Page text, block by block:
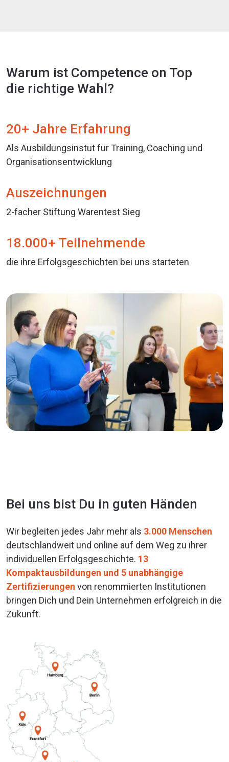
Warum ist Competence on Top
die richtige Wahl?
20+ Jahre Erfahrung
Als Ausbildungsinstut für Training, Coaching und
Organisationsentwicklung
Auszeichnungen
2-facher Stiftung Warentest Sieg
18.000+ Teilnehmende
die ihre Erfolgsgeschichten bei uns starteten
Bei uns bist Du in guten Händen
Wir begleiten jedes Jahr mehr als 3.000 Menschen
deutschlandweit und online auf dem Weg zu ihrer
individuellen Erfolgsgeschichte. 13
Kompaktausbildungen und 5 unabhängige
Zertifizierungen von renommierten Institutionen
bringen Dich und Dein Unternehmen erfolgreich in die
Zukunft.